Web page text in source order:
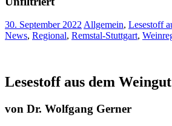
30. September 2022Allgemein, Lesestoff
News, Regional, Remstal-Stuttgart,
Lesestoff aus dem
von Dr. Wolfgang Gerner